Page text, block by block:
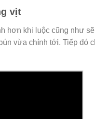
vịt
hơn khi luộc cũng như
vừa chính tới. Tiếp đó